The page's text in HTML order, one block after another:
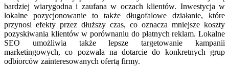
bardziej wiarygodna i zaufana w oczach klientów. Inwestycja w
lokalne pozycjonowanie to także długofalowe działanie, które
przynosi efekty przez dłuższy czas, co oznacza mniejsze koszty
pozyskiwania klientów w porównaniu do płatnych reklam. Lokalne
SEO umożliwia także lepsze targetowanie kampanii
marketingowych, co pozwala na dotarcie do konkretnych grup
odbiorców zainteresowanych ofertą firmy.